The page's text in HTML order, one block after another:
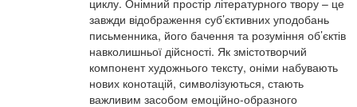
циклу. Онімний простір літературного твору – це
завжди відображення суб’єктивних уподобань
письменника, його бачення та розуміння об’єктів
навколишньої дійсності. Як змістотворчий
компонент художнього тексту, оніми набувають
нових конотацій, символізуються, стають
важливим засобом емоційно-образного